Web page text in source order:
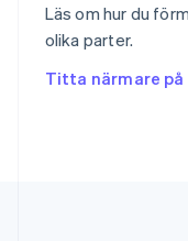
Läs om hur du
olika parter.
Titta närmare
Thailand
ไทยEnglish
English